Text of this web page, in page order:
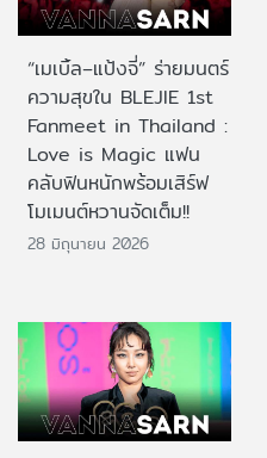
“เมเบิ้ล–แป้งจี่” ร่ายมนตร์
ความสุขใน BLEJIE 1st
Fanmeet in Thailand :
Love is Magic แฟน
คลับฟินหนักพร้อมเสิร์ฟ
โมเมนต์หวานจัดเต็ม!!
28 มิถุนายน 2026